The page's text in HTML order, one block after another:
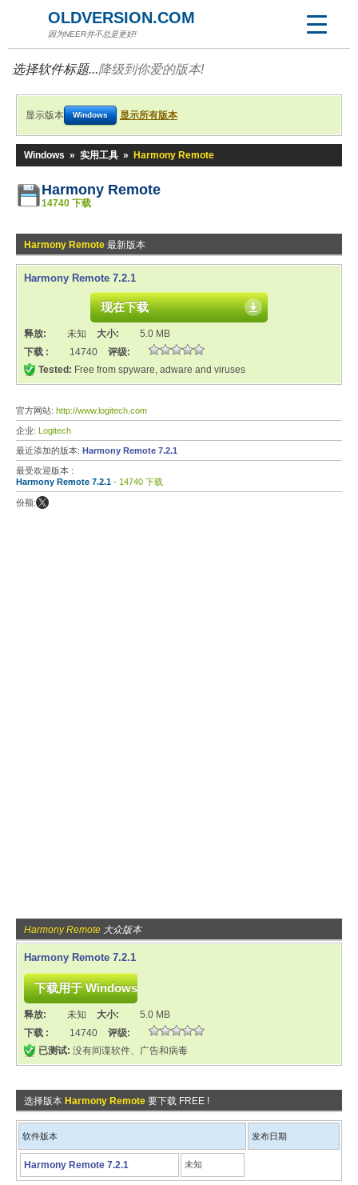
OLDVERSION.COM
因为NEER并不总是更好!
选择软件标题...降级到你爱的版本!
显示版本 Windows 显示所有版本
Windows » 实用工具 » Harmony Remote
Harmony Remote
14740 下载
Harmony Remote 最新版本
Harmony Remote 7.2.1
现在下载
释放: 未知 大小:
5.0 MB
下载 :
14740
评级:
Tested: Free from spyware, adware and viruses
官方网站: http://www.logitech.com
企业: Logitech
最近添加的版本: Harmony Remote 7.2.1
最受欢迎版本 :
Harmony Remote 7.2.1 - 14740 下载
份额:
Harmony Remote 大众版本
Harmony Remote 7.2.1
释放: 未知 大小:
5.0 MB
下载 :
14740
评级:
已测试: 没有间谍软件、广告和病毒
选择版本 Harmony Remote 要下载 FREE !
软件版本 发布日期
Harmony Remote 7.2.1 未知